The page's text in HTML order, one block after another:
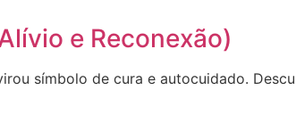
e Reconexão)
símbolo de cura e autocuidado.